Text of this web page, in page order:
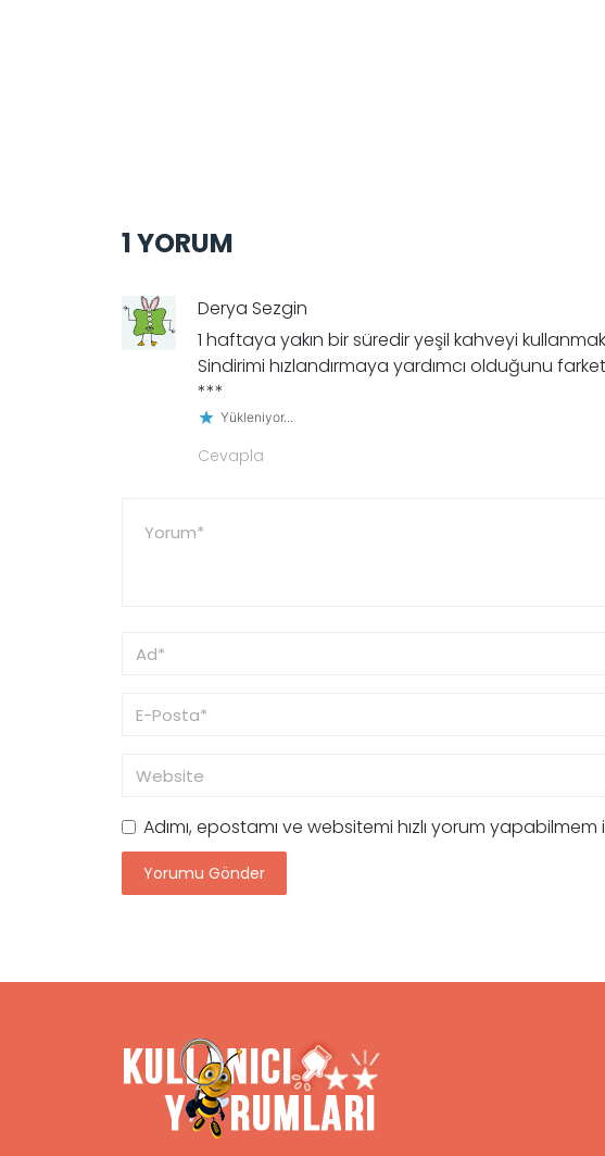
1 YORUM
Derya Sezgin
1 haftaya yakın bir süredir yeşil kahveyi
Sindirimi hızlandırmaya yardımcı olduğunu
***
Yükleniyor...
Cevapla
Adımı, epostamı ve websitemi hızlı yorum